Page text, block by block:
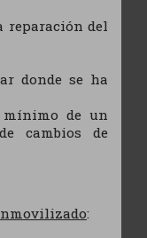
reparación del
donde se ha
mínimo de un
cambios de
: